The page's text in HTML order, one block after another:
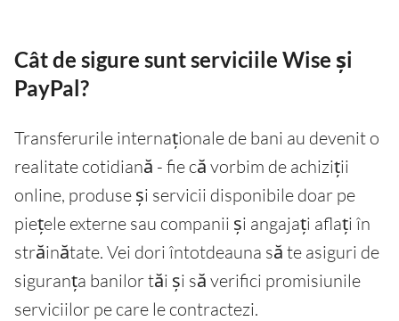
Cât de sigure sunt serviciile Wise și
PayPal?
Transferurile internaționale de bani au devenit o
realitate cotidiană - fie că vorbim de achiziții
online, produse și servicii disponibile doar pe
piețele externe sau companii și angajați aflați în
străinătate. Vei dori întotdeauna să te asiguri de
siguranța banilor tăi și să verifici promisiunile
serviciilor pe care le contractezi.